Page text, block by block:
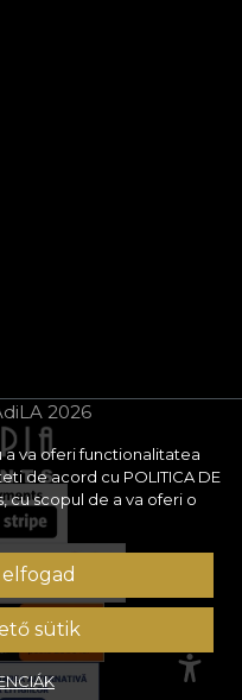
va oferi functionalitatea
de acord cu POLITICA DE
cu scopul de a va oferi o
sütik
2026